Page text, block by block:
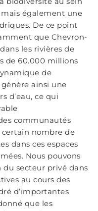
également une
De ce point
que Chevron-
les rivières de
de 60.000 millions
de
ainsi une
d’eau, ce qui
communautés
certain nombre de
dans ces espaces
Nous pouvons
du secteur privé dans
au cours des
d’importantes
que les